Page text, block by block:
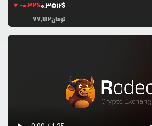
-0.32%0.3512$
66,712تومان